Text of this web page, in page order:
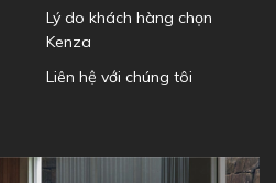
Lý do khách hàng chọn
Kenza
Liên hệ với chúng tôi